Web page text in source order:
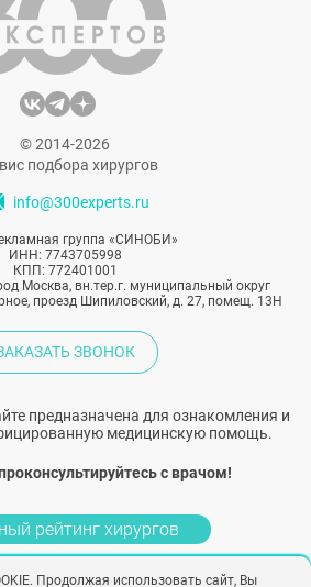
© 2014-2026
подбора хирургов
info@300experts.ru
группа «СИНОБИ»
ИНН: 7743705998
КПП: 772401001
Москва, вн.тер.г. муниципальный округ
проезд Шипиловский, д. 27, помещ. 13Н
ЗВОНОК
предназначена для ознакомления и
медицинскую помощь.
с врачом!
рейтинг хирургов
Продолжая использовать сайт, Вы